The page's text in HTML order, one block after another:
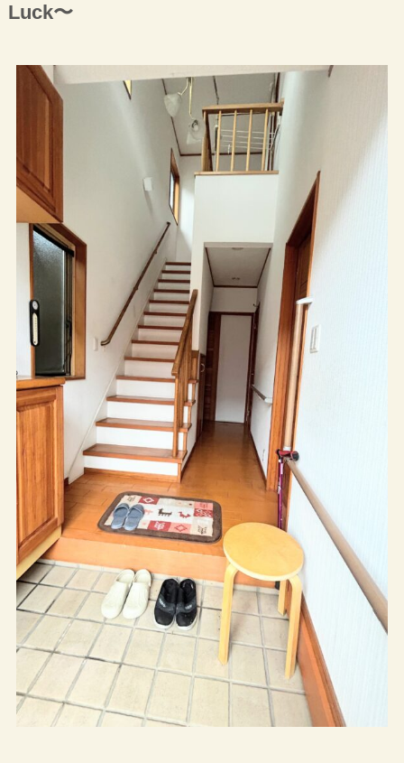
Luck〜